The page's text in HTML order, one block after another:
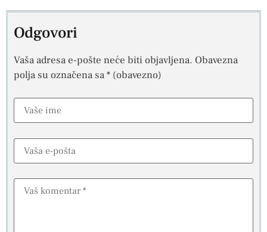
Odgovori
Vaša adresa e-pošte neće biti objavljena. Obavezna
polja su označena sa* (obavezno)